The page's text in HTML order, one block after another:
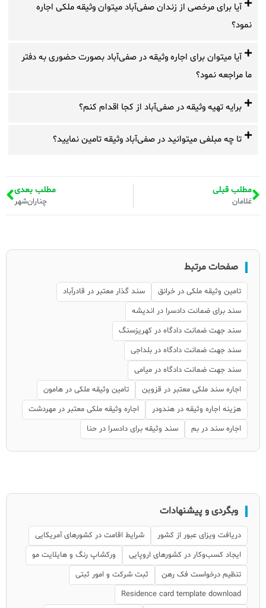
آیا برای مرخصی از زندان صفی‌آباد میتوان وثیقه ملکی اجاره
نمود؟
آیا میتوان برای اجاره وثیقه در صفی‌آباد بصورت حضوری به دفتر
ما مراجعه نمود؟
برایه تهیه وثیقه در صفی‌آباد از کجا اقدام کنم؟
تا چه مبلغی میتوانید در صفی‌آباد وثیقه تامین نمایید؟
مطلب قبلی
غلامان
مطلب بعدی
چناران‌شهر
صفحات مرتبط
تامین وثیقه ملکی در خرانق
سند گذار معتبر در قادرآباد
سند برای ضمانت دادسرا در اندیشه
سند جهت ضمانت دادگاه در کهریزسنگ
سند جهت ضمانت دادگاه در بلداجی
سند جهت ضمانت دادگاه در میامی
اجاره سند ملکی معتبر در قزوین
تامین وثیقه ملکی در هامون
هزینه اجاره وثیقه در هندودر
اجاره وثیقه ملکی معتبر در مهردشت
اجاره سند در بم
سند وثیقه برای دادسرا در حنا
وبگردی و پیشنهادات
دریافت ویزای عبور از کشور
شرایط اقامت در کشورهای آمریکایی
ایجاد کسب‌وکار در کشورهای اروپایی
ورکشاپ رنگ و هایلایت مو
تنظیم درخواست فک رهن
ثبت شرکت و امور ثبتی
Residence card template download